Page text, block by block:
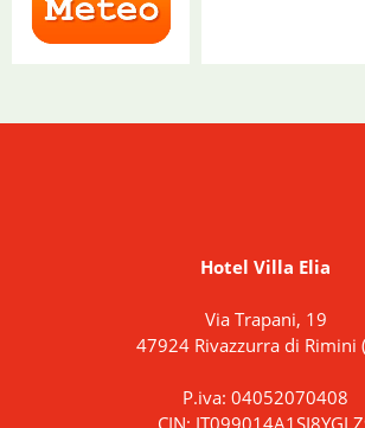
Hotel Villa Elia
Via Trapani, 19
47924 Rivazzurra di Rimini
P.iva: 04052070408
CIN: